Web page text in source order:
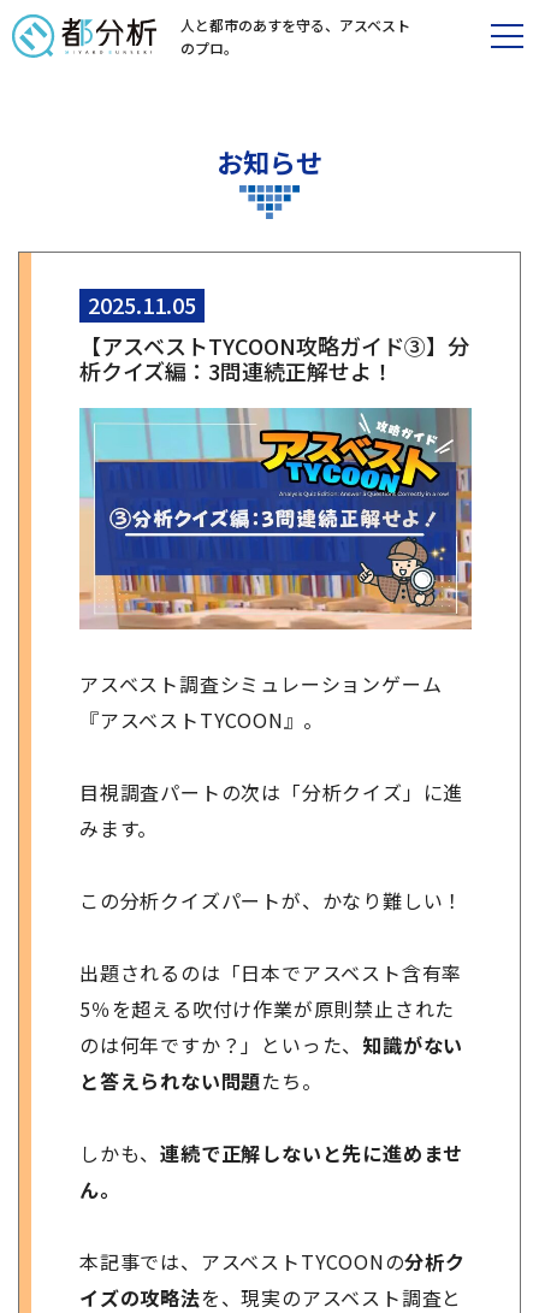
人と都市のあすを守る、 アスベスト
のプロ。
お知らせ
2025.11.05
【アスベストTYCOON攻略ガイド③】分
析クイズ編：3問連続正解せよ！
アスベスト調査シミュレーションゲーム
『アスベストTYCOON』。
目視調査パートの次は「分析クイズ」に進
みます。
この分析クイズパートが、かなり難しい！
出題されるのは「日本でアスベスト含有率
5％を超える吹付け作業が原則禁止された
のは何年ですか？」といった、 知識がない
と答えられない問題たち。
しかも、連続で正解しないと先に進めませ
ん。
本記事では、アスベストTYCOONの分析ク
イズの攻略法を、現実のアスベスト調査と